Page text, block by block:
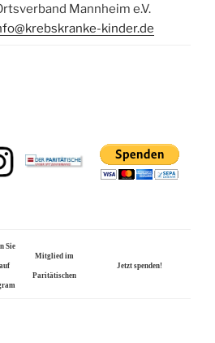
Mannheim e.V.
kinder.de
Sie
Mitglied im
Paritätischen
Jetzt spenden!